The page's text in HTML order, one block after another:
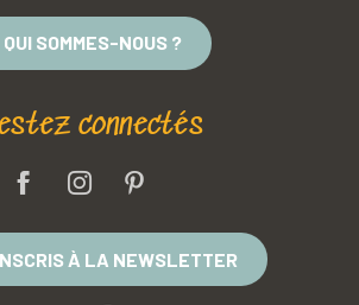
QUI SOMMES-NOUS ?
connectés
À LA NEWSLETTER